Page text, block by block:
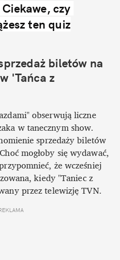
czy
ten quiz
biletów na
'Tańca z
obserwują liczne
w tanecznym show.
sprzedaży biletów
mogłoby się wydawać,
że wcześniej
kiedy "Taniec z
przez telewizję TVN.